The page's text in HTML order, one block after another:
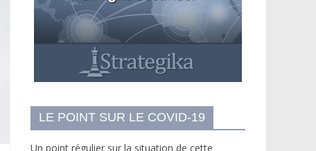
LE POINT SUR LE COVID-19
Un point régulier sur la situation de cette